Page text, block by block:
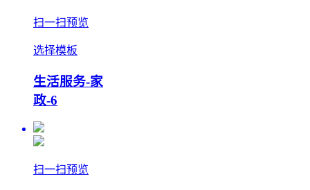
扫一扫预览
选择模板
生活服务-家
政-6
扫一扫预览